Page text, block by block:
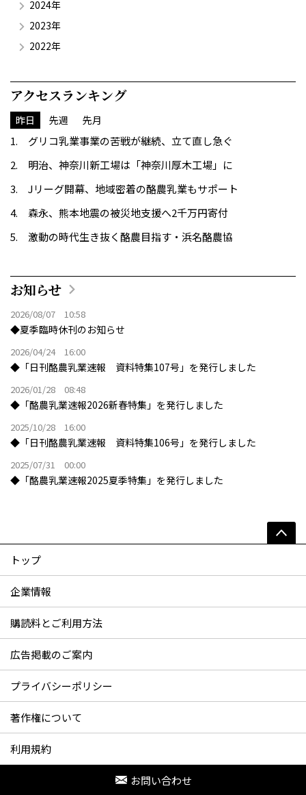
2024年
2023年
2022年
アクセスランキング
昨日 先週 先月
グリコ乳業事業の苦戦が継続、立て直し急ぐ
明治、神奈川新工場は「神奈川厚木工場」に
Jリーグ開幕、地域密着の酪農乳業もサポート
森永、熊本地震の被災地支援へ2千万円寄付
激動の時代生き抜く酪農目指す・浜名酪農協
お知らせ
2026/08/07 10:58
◆夏季臨時休刊のお知らせ
2026/04/24 16:00
◆「日刊酪農乳業速報 資料特集107号」を発行しました
2026/01/28 08:48
◆「酪農乳業速報2026新春特集」を発行しました
2025/10/28 16:00
◆「日刊酪農乳業速報 資料特集106号」を発行しました
2025/07/31 00:00
◆「酪農乳業速報2025夏季特集」を発行しました
トップ
企業情報
購読料とご利用方法
広告掲載のご案内
プライバシーポリシー
著作権について
利用規約
お問い合わせ